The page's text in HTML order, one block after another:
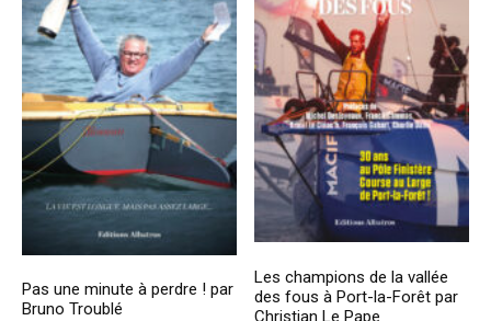
Pas une minute à perdre ! par
Bruno Troublé
Les champions de la vallée
des fous à Port-la-Forêt par
Christian Le Pape